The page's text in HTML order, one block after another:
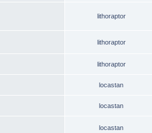
lithoraptor
lithoraptor
lithoraptor
locastan
locastan
locastan